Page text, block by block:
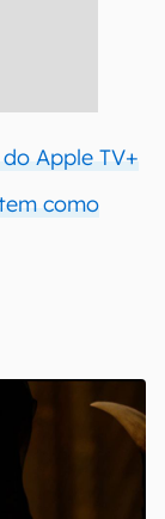
Apple TV+
como